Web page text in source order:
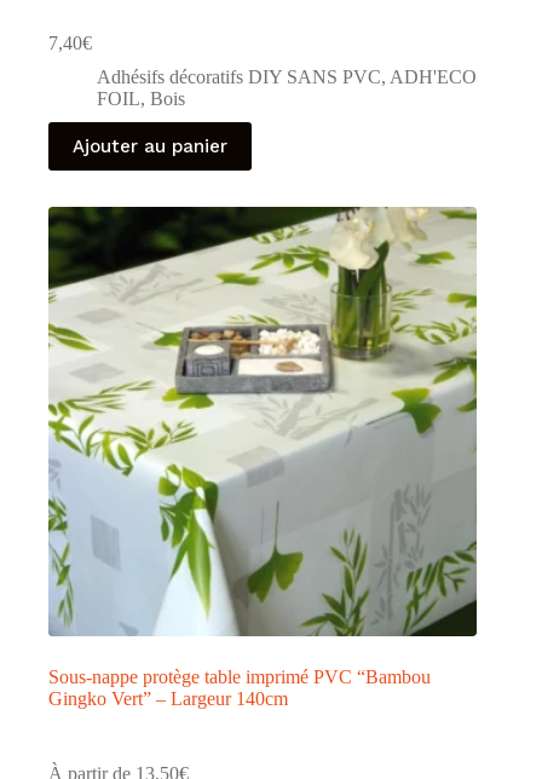
7,40€
Adhésifs décoratifs DIY SANS PVC, ADH'ECO
FOIL, Bois
Ajouter au panier
Sous-nappe protège table imprimé PVC “Bambou
Gingko Vert” – Largeur 140cm
À partir de 13,50€